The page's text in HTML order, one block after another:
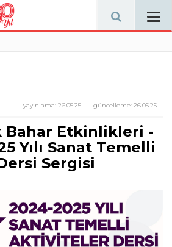
güncelleme: 26.05.25
yayınlama: 26.05.25
Bahar Etkinlikleri -
Yılı Sanat Temelli
Sergisi